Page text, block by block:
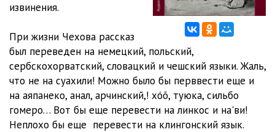
извинения.
При жизни Чехова рассказ
был переведен на немецкий, польский,
сербскохорватский, словацкий и чешский языки. Жаль,
что не на суахили! Можно было бы перввести еще и
на аяпанеко, анал, арчинский,! хóõ, туюка, сильбо
гомеро… Вот бы еще перевести на линкос и на'ви!
Неплохо бы еще перевести на клингонский язык.